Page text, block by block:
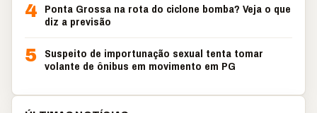
4 Ponta Grossa na rota do ciclone bomba? Veja o que
diz a previsão
5 Suspeito de importunação sexual tenta tomar
volante de ônibus em movimento em PG